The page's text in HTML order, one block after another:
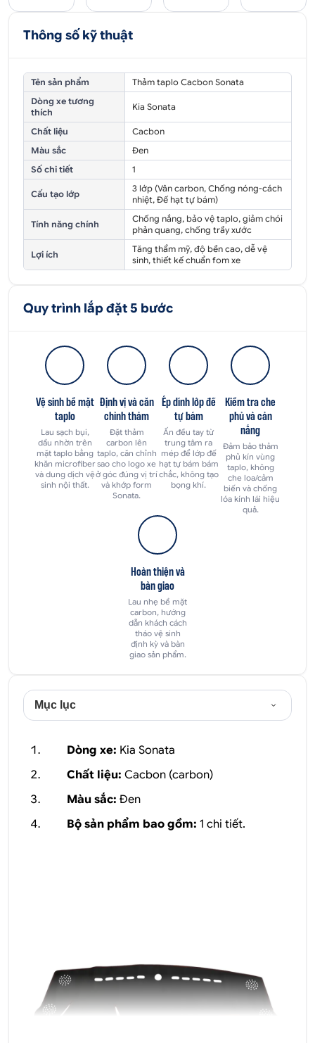
Thông số kỹ thuật
Tên sản phẩm
Thảm taplo Cacbon Sonata
Dòng xe tương
thích
Kia Sonata
Chất liệu
Cacbon
Màu sắc
Đen
Số chi tiết
1
Cấu tạo lớp
3 lớp (Vân carbon, Chống nóng-cách
nhiệt, Đế hạt tự bám)
Tính năng chính
Chống nắng, bảo vệ taplo, giảm chói
phản quang, chống trầy xước
Lợi ích
Tăng thẩm mỹ, độ bền cao, dễ vệ
sinh, thiết kế chuẩn fom xe
Quy trình lắp đặt 5 bước
Vệ sinh bề mặt
taplo
Lau sạch bụi,
dầu nhờn trên
mặt taplo bằng
khăn microfiber
và dung dịch vệ
sinh nội thất.
Định vị và căn
chỉnh thảm
Đặt thảm
carbon lên
taplo, căn chỉnh
sao cho logo xe
ở góc đúng vị trí
và khớp form
Sonata.
Ép dính lớp đế
tự bám
Ấn đều tay từ
trung tâm ra
mép để lớp đế
hạt tự bám bám
chắc, không tạo
bọng khí.
Kiểm tra che
phủ và cản
nắng
Đảm bảo thảm
phủ kín vùng
taplo, không
che loa/cảm
biến và chống
lóa kính lái hiệu
quả.
Hoàn thiện và
bàn giao
Lau nhẹ bề mặt
carbon, hướng
dẫn khách cách
tháo vệ sinh
định kỳ và bàn
giao sản phẩm.
Mục lục
Dòng xe: Kia Sonata
Chất liệu: Cacbon (carbon)
Màu sắc: Đen
Bộ sản phẩm bao gồm: 1 chi tiết.